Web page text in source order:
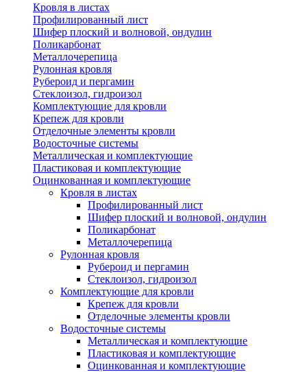
Кровля в листах
Профилированный лист
Шифер плоский и волновой, ондулин
Поликарбонат
Металлочерепица
Рулонная кровля
Рубероид и пергамин
Стеклоизол, гидроизол
Комплектующие для кровли
Крепеж для кровли
Отделочные элементы кровли
Водосточные системы
Металлическая и комплектующие
Пластиковая и комплектующие
Оцинкованная и комплектующие
Кровля в листах
Профилированный лист
Шифер плоский и волновой, ондулин
Поликарбонат
Металлочерепица
Рулонная кровля
Рубероид и пергамин
Стеклоизол, гидроизол
Комплектующие для кровли
Крепеж для кровли
Отделочные элементы кровли
Водосточные системы
Металлическая и комплектующие
Пластиковая и комплектующие
Оцинкованная и комплектующие